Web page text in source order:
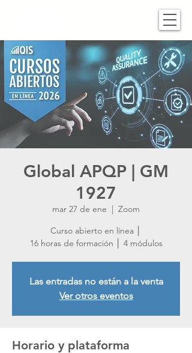
Global APQP | GM
1927
mar 27 de ene
  |
Zoom
Curso abierto en línea │
16 horas de formación │ 4 módulos
Las entradas no están a la venta
Ver otros eventos
Horario y plataforma